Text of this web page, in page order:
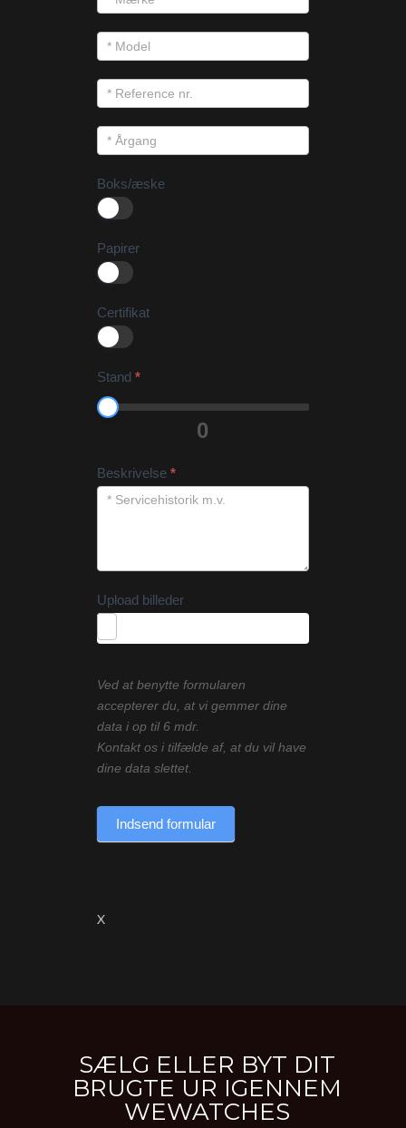
Boks/æske
Papirer
Certifikat
Stand*
0
Beskrivelse*
Upload billeder
Ved at benytte formularen
accepterer du, at vi gemmer dine
data i op til 6 mdr.
Kontakt os i tilfælde af, at du vil have
dine data slettet.
Indsend formular
X
SÆLG ELLER BYT DIT
BRUGTE UR IGENNEM
WEWATCHES